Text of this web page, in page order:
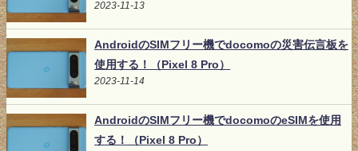
2023-11-13
AndroidのSIMフリー機でdocomoの災害伝言板を
使用する！（Pixel 8 Pro）
2023-11-14
AndroidのSIMフリー機でdocomoのeSIMを使用
する！（Pixel 8 Pro）